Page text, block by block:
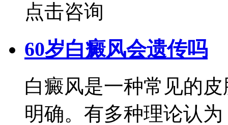
点击咨询
60岁白癜风会遗传吗
白癜风是一种常见的
明确。有多种理论认